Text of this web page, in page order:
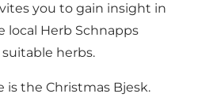
you to gain insight in
Herb Schnapps
herbs.
is the Christmas Bjesk.